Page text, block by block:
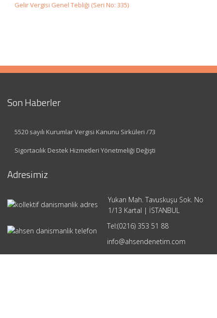
Gelir Vergisi Genel Tebliği (Seri No: 335)
Son Haberler
5520 sayılı Kurumlar Vergisi Kanunu Sirküleri /73
Sigortacılık Destek Hizmetleri Yönetmeliği Değişti
Adresimiz
Yukarı Mah. Tavuskuşu Sok. No
1/13 Kartal | İSTANBUL
Tel:(0216) 353 51 88
info@ahsendenetim.com